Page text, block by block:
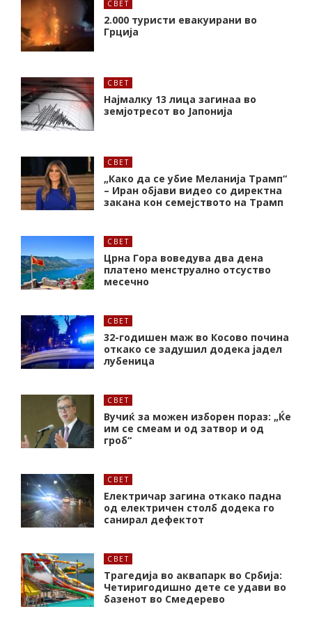
СВЕТ
2.000 туристи евакуирани во
Грција
СВЕТ
Најмалку 13 лица загинаа во
земјотресот во Јапонија
СВЕТ
„Како да се убие Меланија Трамп“
– Иран објави видео со директна
закана кон семејството на Трамп
СВЕТ
Црна Гора воведува два дена
платено менструално отсуство
месечно
СВЕТ
32-годишен маж во Косово почина
откако се задушил додека јадел
лубеница
СВЕТ
Вучиќ за можен изборен пораз: „Ќе
им се смеам и од затвор и од
гроб“
СВЕТ
Електричар загина откако падна
од електричен столб додека го
санирал дефектот
СВЕТ
Трагедија во аквапарк во Србија:
Четиригодишно дете се удави во
базенот во Смедерево